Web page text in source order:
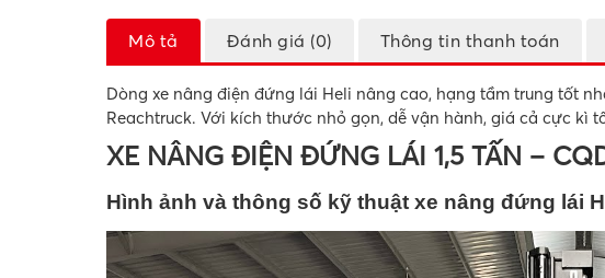
Mô tả Đánh giá (0) Thông tin thanh toán
Dòng xe nâng điện đứng lái Heli nâng cao, hạng tầm trung tốt
Reachtruck. Với kích thước nhỏ gọn, dễ vận hành, giá cả cực kì
XE NÂNG ĐIỆN ĐỨNG LÁI 1,5 TẤN –
Hình ảnh và thông số kỹ thuật xe nâng đứng lái